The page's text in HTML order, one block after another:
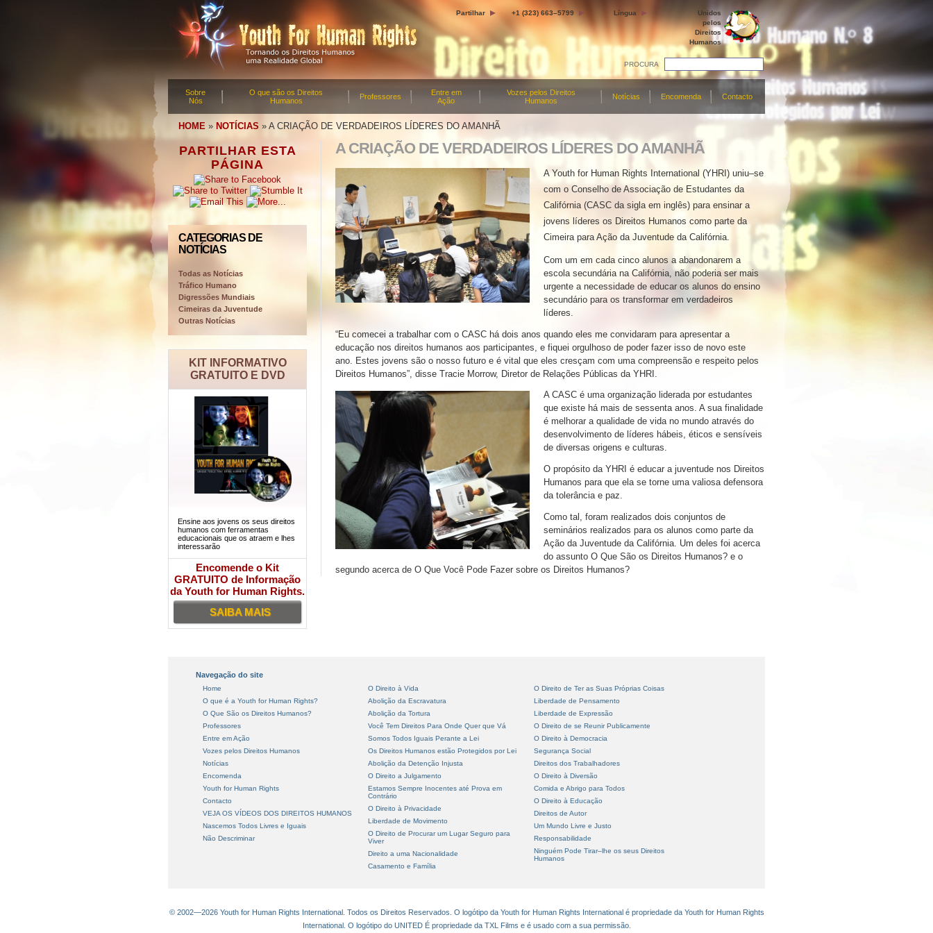
Partilhar +1 (323) 663–5799 Língua
Unidos
pelos
Direitos
Humanos
PROCURA
Sobre
Nós
O que são os Direitos
Humanos
Professores
Entre em
Ação
Vozes pelos Direitos
Humanos
Notícias Encomenda Contacto
HOME » NOTÍCIAS » A CRIAÇÃO DE VERDADEIROS LÍDERES DO AMANHÃ
PARTILHAR ESTA
PÁGINA
CATEGORIAS DE
NOTÍCIAS
Todas as Notícias
Tráfico Humano
Digressões Mundiais
Cimeiras da Juventude
Outras Notícias
KIT INFORMATIVO
GRATUITO E DVD
Ensine aos jovens os seus direitos
humanos com ferramentas
educacionais que os atraem e lhes
interessarão
Encomende o Kit
GRATUITO de Informação
da Youth for Human Rights.
SAIBA MAIS
A CRIAÇÃO DE VERDADEIROS LÍDERES DO AMANHÃ
A Youth for Human Rights International (YHRI) uniu–se
com o Conselho de Associação de Estudantes da
Califórnia (CASC da sigla em inglês) para ensinar a
jovens líderes os Direitos Humanos como parte da
Cimeira para Ação da Juventude da Califórnia.
Com um em cada cinco alunos a abandonarem a
escola secundária na Califórnia, não poderia ser mais
urgente a necessidade de educar os alunos do ensino
secundário para os transformar em verdadeiros
líderes.
“Eu comecei a trabalhar com o CASC há dois anos quando eles me convidaram para apresentar a
educação nos direitos humanos aos participantes, e fiquei orgulhoso de poder fazer isso de novo este
ano. Estes jovens são o nosso futuro e é vital que eles cresçam com uma compreensão e respeito pelos
Direitos Humanos”, disse Tracie Morrow, Diretor de Relações Públicas da YHRI.
A CASC é uma organização liderada por estudantes
que existe há mais de sessenta anos. A sua finalidade
é melhorar a qualidade de vida no mundo através do
desenvolvimento de líderes hábeis, éticos e sensíveis
de diversas origens e culturas.
O propósito da YHRI é educar a juventude nos Direitos
Humanos para que ela se torne uma valiosa defensora
da tolerância e paz.
Como tal, foram realizados dois conjuntos de
seminários realizados para os alunos como parte da
Ação da Juventude da Califórnia. Um deles foi acerca
do assunto O Que São os Direitos Humanos? e o
segundo acerca de O Que Você Pode Fazer sobre os Direitos Humanos?
Navegação do site
Home
O que é a Youth for Human Rights?
O Que São os Direitos Humanos?
Professores
Entre em Ação
Vozes pelos Direitos Humanos
Notícias
Encomenda
Youth for Human Rights
Contacto
VEJA OS VÍDEOS DOS DIREITOS HUMANOS
Nascemos Todos Livres e Iguais
Não Descriminar
O Direito à Vida
Abolição da Escravatura
Abolição da Tortura
Você Tem Direitos Para Onde Quer que Vá
Somos Todos Iguais Perante a Lei
Os Direitos Humanos estão Protegidos por Lei
Abolição da Detenção Injusta
O Direito a Julgamento
Estamos Sempre Inocentes até Prova em
Contrário
O Direito à Privacidade
Liberdade de Movimento
O Direito de Procurar um Lugar Seguro para
Viver
Direito a uma Nacionalidade
Casamento e Família
O Direito de Ter as Suas Próprias Coisas
Liberdade de Pensamento
Liberdade de Expressão
O Direito de se Reunir Publicamente
O Direito à Democracia
Segurança Social
Direitos dos Trabalhadores
O Direito à Diversão
Comida e Abrigo para Todos
O Direito à Educação
Direitos de Autor
Um Mundo Livre e Justo
Responsabilidade
Ninguém Pode Tirar–lhe os seus Direitos
Humanos
© 2002—2026 Youth for Human Rights International. Todos os Direitos Reservados. O logótipo da Youth for Human Rights International é propriedade da Youth for Human Rights
International. O logótipo do UNITED É propriedade da TXL Films e é usado com a sua permissão.